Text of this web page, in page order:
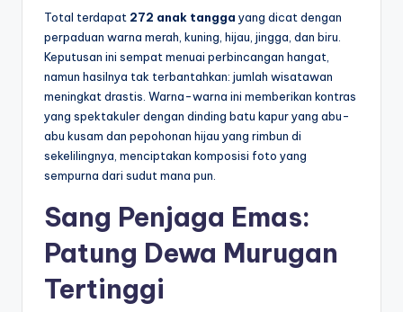
Total terdapat 272 anak tangga yang dicat dengan
perpaduan warna merah, kuning, hijau, jingga, dan biru.
Keputusan ini sempat menuai perbincangan hangat,
namun hasilnya tak terbantahkan: jumlah wisatawan
meningkat drastis. Warna-warna ini memberikan kontras
yang spektakuler dengan dinding batu kapur yang abu-
abu kusam dan pepohonan hijau yang rimbun di
sekelilingnya, menciptakan komposisi foto yang
sempurna dari sudut mana pun.
Sang Penjaga Emas:
Patung Dewa Murugan
Tertinggi